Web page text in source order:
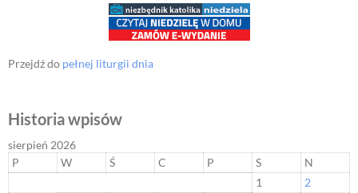
Przejdź do pełnej liturgii dnia
Historia wpisów
sierpień 2026
P
W Ś C P S
N
1
2